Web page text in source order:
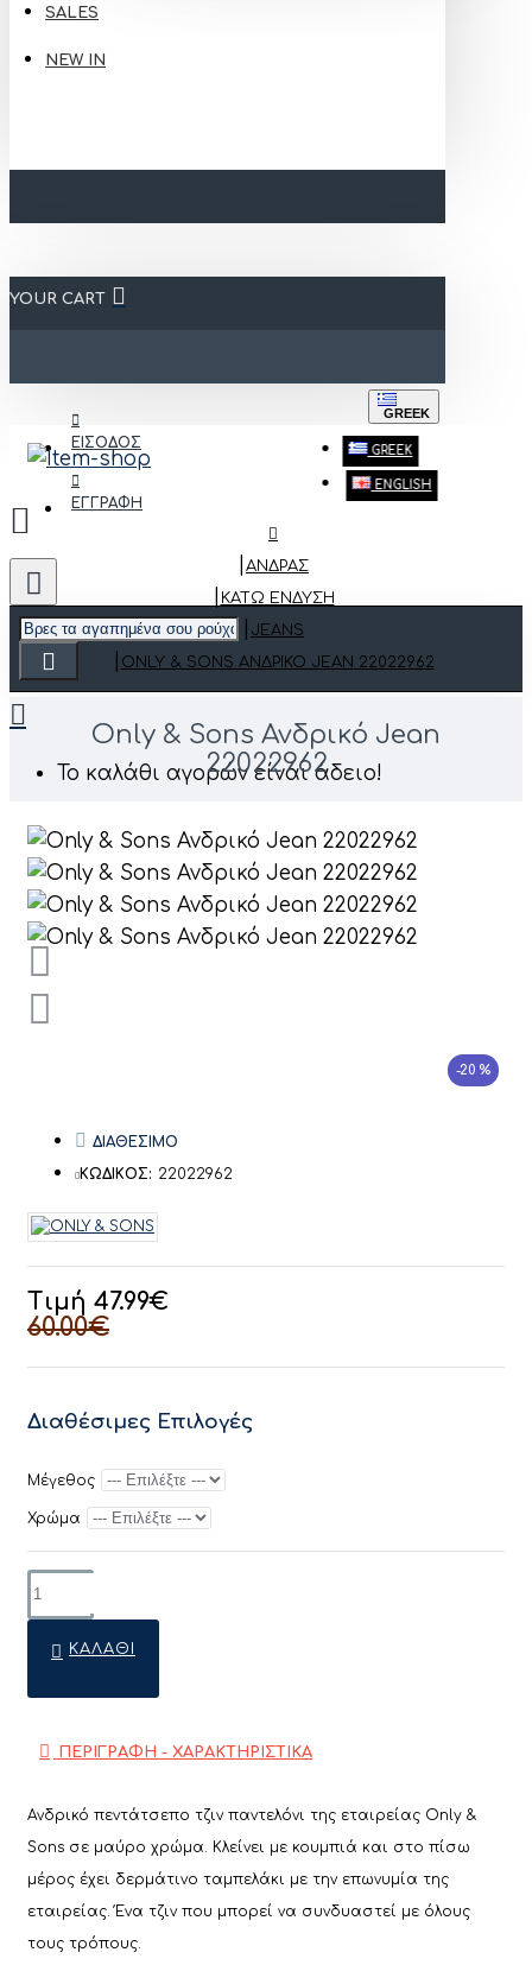
SALES
NEW IN
YOUR CART
ΕΙΣΟΔΟΣ
ΕΓΓΡΑΦΗ
GREEK
GREEK
ENGLISH
Το καλάθι αγορών είναι άδειο!
ΑΝΔΡΑΣ
ΚΆΤΩ ΈΝΔΥΣΗ
JEANS
ONLY & SONS ΑΝΔΡΙΚΌ JEAN 22022962
Only & Sons Ανδρικό Jean
22022962
-20 %
Τιμή 47.99€
60.00€
ΔΙΑΘΕΣΙΜΟ
ΚΩΔΙΚΟΣ: 22022962
Διαθέσιμες Επιλογές
Μέγεθος
Χρώμα
ΚΑΛΆΘΙ
ΠΕΡΙΓΡΑΦΗ - ΧΑΡΑΚΤΗΡΙΣΤΙΚΑ
Ανδρικό πεντάτσεπο τζιν παντελόνι της εταιρείας Only &
Sons σε μαύρο χρώμα. Κλείνει με κουμπιά και στο πίσω
μέρος έχει δερμάτινο ταμπελάκι με την επωνυμία της
εταιρείας. Ένα τζιν που μπορεί να συνδυαστεί με όλους
τους τρόπους.